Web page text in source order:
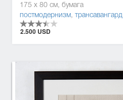
175 x 80 см, бумага
постмодернизм, трансавангард
2.500 USD